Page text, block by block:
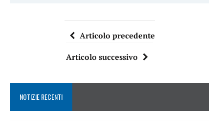
Articolo precedente
Articolo successivo
NOTIZIE RECENTI